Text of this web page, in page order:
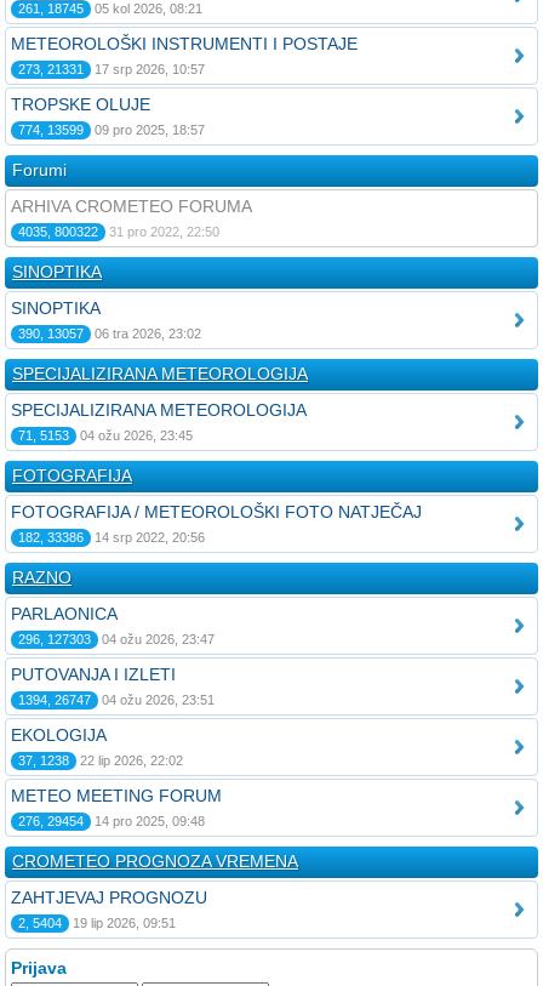
261, 18745 05 kol 2026, 08:21
METEOROLOŠKI INSTRUMENTI I POSTAJE
273, 21331 17 srp 2026, 10:57
TROPSKE OLUJE
774, 13599 09 pro 2025, 18:57
Forumi
ARHIVA CROMETEO FORUMA
4035, 800322 31 pro 2022, 22:50
SINOPTIKA
SINOPTIKA
390, 13057 06 tra 2026, 23:02
SPECIJALIZIRANA METEOROLOGIJA
SPECIJALIZIRANA METEOROLOGIJA
71, 5153 04 ožu 2026, 23:45
FOTOGRAFIJA
FOTOGRAFIJA / METEOROLOŠKI FOTO NATJEČAJ
182, 33386 14 srp 2022, 20:56
RAZNO
PARLAONICA
296, 127303 04 ožu 2026, 23:47
PUTOVANJA I IZLETI
1394, 26747 04 ožu 2026, 23:51
EKOLOGIJA
37, 1238 22 lip 2026, 22:02
METEO MEETING FORUM
276, 29454 14 pro 2025, 09:48
CROMETEO PROGNOZA VREMENA
ZAHTJEVAJ PROGNOZU
2, 5404 19 lip 2026, 09:51
Prijava